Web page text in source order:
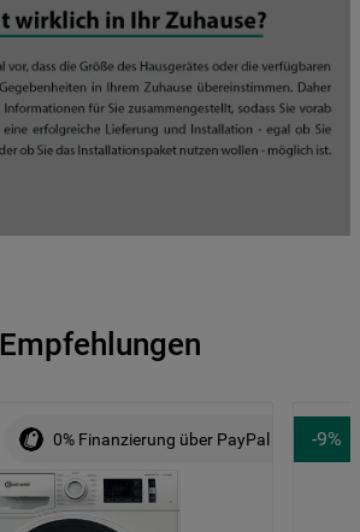
Empfehlungen
0% Finanzierung über PayPal -9%